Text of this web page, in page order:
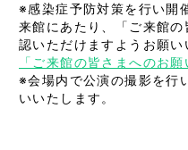
※感染症予防対策を行い開
来館にあたり、「ご来館
認いただけますようお願い
「ご来館の皆さまへのお願
※会場内で公演の撮影を行
いいたします。